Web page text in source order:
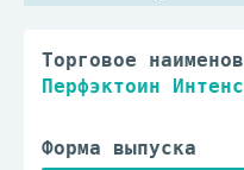
Торговое
Перфэктоин
Форма выпуска